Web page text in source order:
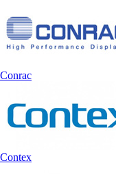
Conrac
Contex